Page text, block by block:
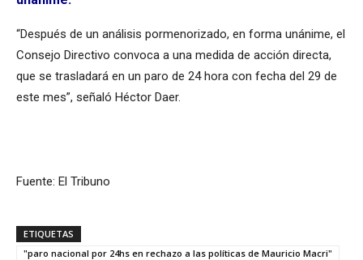
“Después de un análisis pormenorizado, en forma unánime, el
Consejo Directivo convoca a una medida de acción directa,
que se trasladará en un paro de 24 hora con fecha del 29 de
este mes”, señaló Héctor Daer.
Fuente: El Tribuno
ETIQUETAS
"paro nacional por 24hs en rechazo a las políticas de Mauricio Macri"